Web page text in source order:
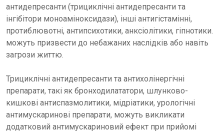
антидепресанти (трициклічні антидепресанти та
інгібітори моноаміноксидази), інші антигістамінні,
протиблювотні, антипсихотики, анксіолітики, гіпнотики.
можуть призвести до небажаних наслідків або навіть
загрози життю.
Трициклічні антидепресанти та антихолінергічні
препарати, такі як бронходилататори, шлунково-
кишкові антиспазмолитики, мідріатики, урологічні
антимускаринові препарати, можуть викликати
додатковий антимускариновий ефект при прийомі